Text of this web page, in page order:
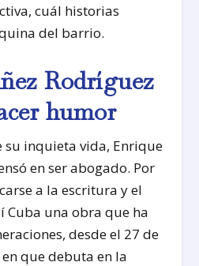
cuál historias
del barrio.
Rodríguez
humor
su inquieta vida, Enrique
en ser abogado. Por
a la escritura y el
Cuba una obra que ha
desde el 27 de
que debuta en la